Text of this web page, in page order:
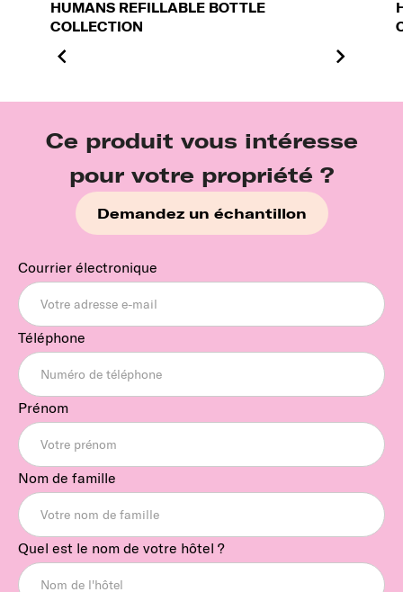
HUMANS REFILLABLE BOTTLE
COLLECTION
Ce produit vous intéresse
pour votre propriété ?
Demandez un échantillon
Courrier électronique
Téléphone
Prénom
Nom de famille
Quel est le nom de votre hôtel ?